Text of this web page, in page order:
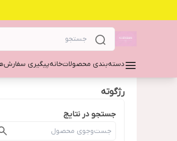
دسته‌بندی محصولاتخانهپیگیری سفارش
رژگوته
جستجو در نتایج